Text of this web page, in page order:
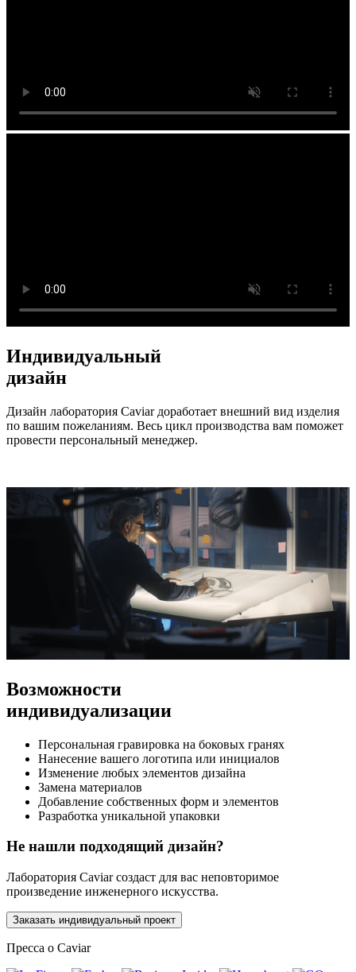
Индивидуальный
дизайн
Дизайн лаборатория Caviar доработает внешний вид изделия
по вашим пожеланиям. Весь цикл производства вам поможет
провести персональный менеджер.
Возможности
индивидуализации
Персональная гравировка на боковых гранях
Нанесение вашего логотипа или инициалов
Изменение любых элементов дизайна
Замена материалов
Добавление собственных форм и элементов
Разработка уникальной упаковки
Не нашли подходящий дизайн?
Лаборатория Caviar создаст для вас неповторимое
произведение инженерного искусства.
Заказать индивидуальный проект
Пресса о Caviar